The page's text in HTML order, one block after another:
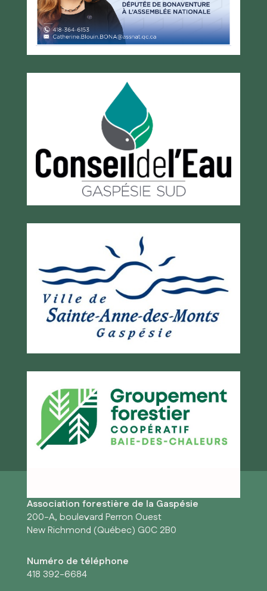
Association forestière de la Gaspésie
200-A, boulevard Perron Ouest
New Richmond (Québec) G0C 2B0
Numéro de téléphone
418 392-6684